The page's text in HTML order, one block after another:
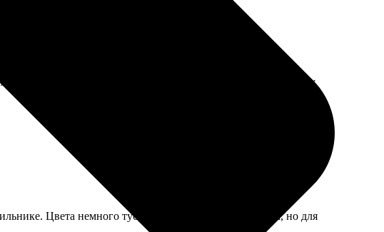
но хотелось бы более детальных консультаций по выбору
Цвета немного тусклее, чем на экране телефона, но для